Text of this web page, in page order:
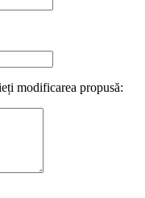
modificarea propusă: